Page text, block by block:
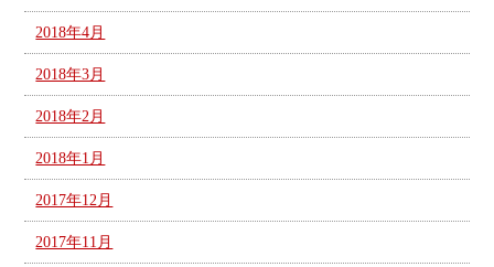
2018年4月
2018年3月
2018年2月
2018年1月
2017年12月
2017年11月